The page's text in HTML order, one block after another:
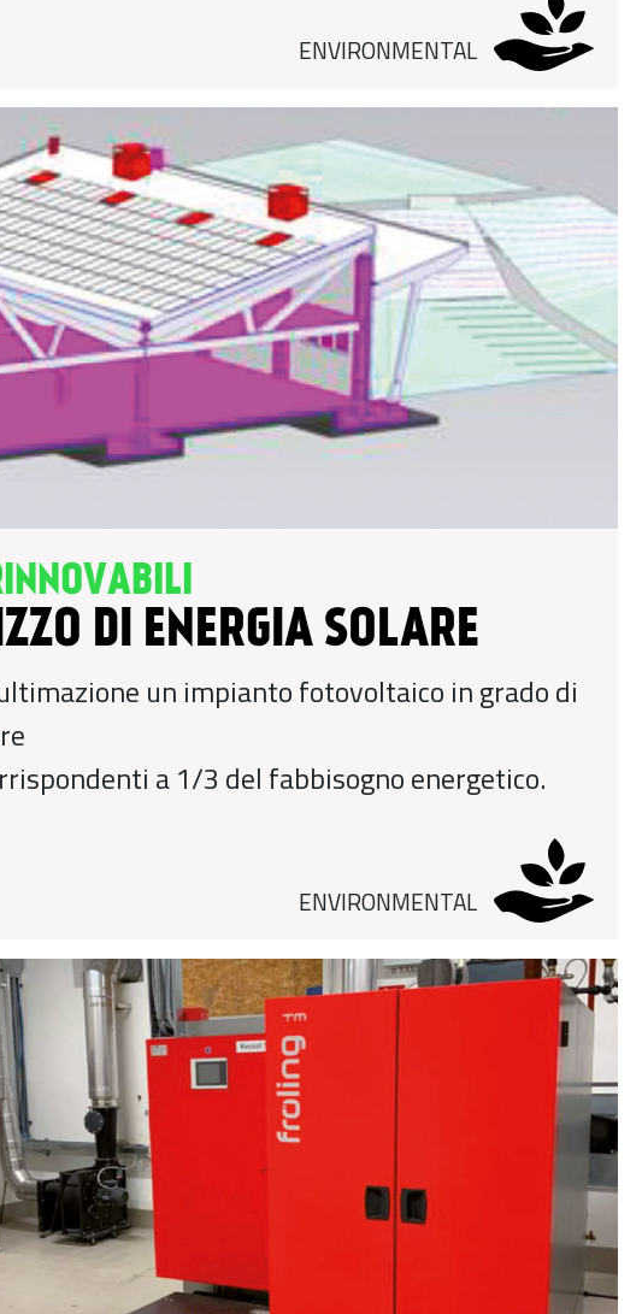
ENVIRONMENTAL
DI ENERGIA SOLARE
un impianto fotovoltaico in grado di
a 1/3 del fabbisogno energetico.
ENVIRONMENTAL